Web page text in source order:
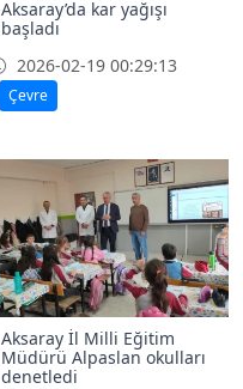
Aksaray’da kar yağışı
başladı
2026-02-19 00:29:13
Çevre
Aksaray İl Milli Eğitim
Müdürü Alpaslan okulları
denetledi